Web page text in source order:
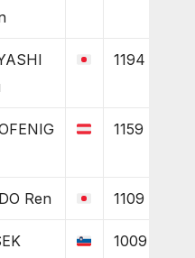
1194
1159
Ren 1109
1009